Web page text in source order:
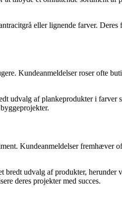
eller lignende farver.
Kundeanmeldelser roser ofte
udvalg af plankeprodukter i farver
Kundeanmeldelser fremhæver
bredt udvalg af produkter,
deres projekter med succes.